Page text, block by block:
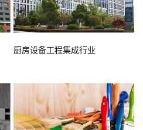
厨房设备工程集成行业